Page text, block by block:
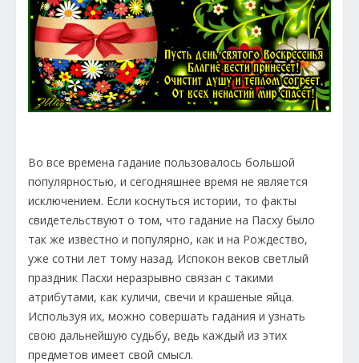
Во все времена гадание пользовалось большой
популярностью, и сегодняшнее время не является
исключением. Если коснуться истории, то факты
свидетельствуют о том, что гадание на Пасху было
так же известно и популярно, как и на Рождество,
уже сотни лет тому назад. Испокон веков светлый
праздник Пасхи неразрывно связан с такими
атрибутами, как куличи, свечи и крашеные яйца.
Используя их, можно совершать гадания и узнать
свою дальнейшую судьбу, ведь каждый из этих
предметов имеет свой смысл.